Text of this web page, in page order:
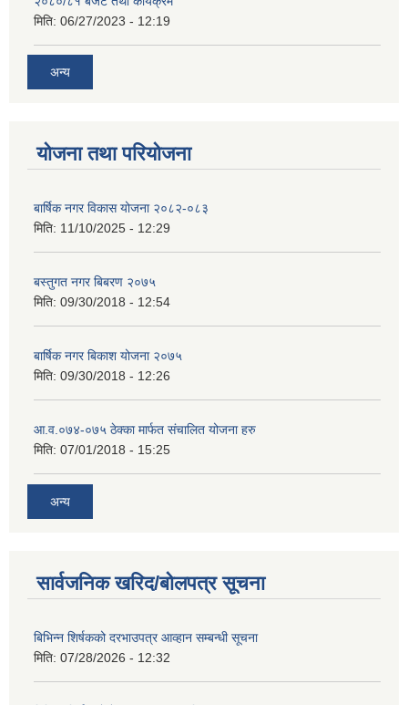
मिति: 06/27/2023 - 12:19
अन्य
योजना तथा परियोजना
बार्षिक नगर विकास योजना २०८२-०८३
मिति: 11/10/2025 - 12:29
बस्तुगत नगर बिबरण २०७५
मिति: 09/30/2018 - 12:54
बार्षिक नगर बिकाश योजना २०७५
मिति: 09/30/2018 - 12:26
आ.व.०७४-०७५ ठेक्का मार्फत संचालित योजना हरु
मिति: 07/01/2018 - 15:25
अन्य
सार्वजनिक खरिद/बोलपत्र सूचना
बिभिन्‍न शिर्षकको दरभाउपत्र आव्हान सम्बन्धी सूचना
मिति: 07/28/2026 - 12:32